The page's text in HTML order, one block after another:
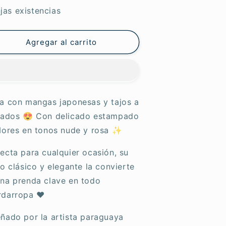
para
Zinnia
existencias
Agregar al carrito
con mangas japonesas y tajos a
😍 Con delicado estampado
en tonos nude y rosa ✨
para cualquier ocasión, su
clásico y elegante la convierte
prenda clave en todo
❤
por la artista paraguaya